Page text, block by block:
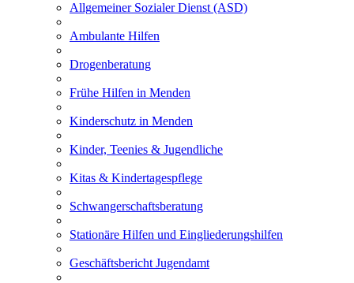
Allgemeiner Sozialer Dienst (ASD)
Ambulante Hilfen
Drogenberatung
Frühe Hilfen in Menden
Kinderschutz in Menden
Kinder, Teenies & Jugendliche
Kitas & Kindertagespflege
Schwangerschaftsberatung
Stationäre Hilfen und Eingliederungshilfen
Geschäftsbericht Jugendamt